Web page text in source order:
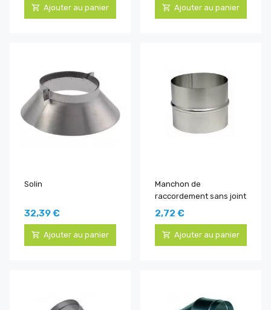
Ajouter au panier Ajouter au panier
Solin
32,39 €
Ajouter au panier
Manchon de
raccordement sans joint
2,72 €
Ajouter au panier